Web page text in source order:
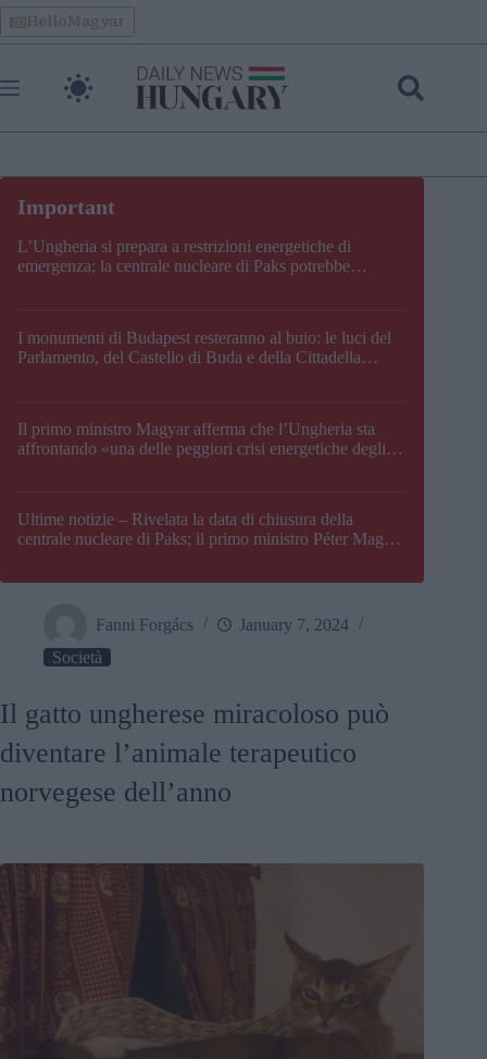
Skip
to
content
HelloMagyar
L’Ungheria si prepara a restrizioni energetiche di
emergenza; la centrale nucleare di Paks potrebbe
I monumenti di Budapest resteranno al buio: le luci del
Parlamento, del Castello di Buda e della Cittadella
Il primo ministro Magyar afferma che l’Ungheria sta
affrontando «una delle peggiori crisi energetiche degli
Ultime notizie – Rivelata la data di chiusura della
centrale nucleare di Paks; il primo ministro Péter Magyar
Fanni Forgács
January 7, 2024
Società
Il gatto ungherese miracoloso può
diventare l’animale terapeutico
norvegese dell’anno